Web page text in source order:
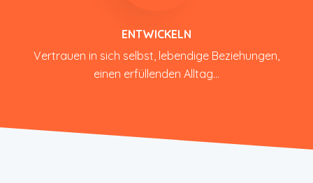
ENTWICKELN
Vertrauen in sich selbst, lebendige Beziehungen,
einen erfüllenden Alltag...